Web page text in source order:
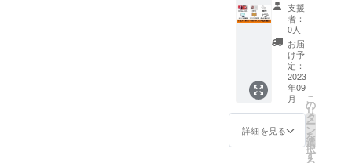
ジェク
ト終了
後の発
注にな
ります
ので、
発送時
期が変
更にな
性があ
ります
（お住
まいの
地域で
の上映
が叶わ
ない可
能性が
ありま
すこと
をご了
承の
ダー１
個（映
画内で
実際に
主演
「折目
真穂」
が使用
した
キーホ
ルダー
と同じ
支援
者：
0人
お届
け予
定：
2023
年09
月
詳細を見る
こ
の
リ
タ
ー
ン
を
選
択
す